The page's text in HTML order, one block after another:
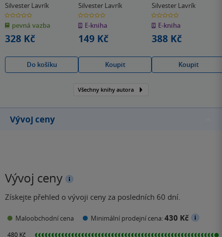
Silvester Lavrík
0.0
z
5
hvězdiček
pevná vazba
328 Kč
Do košíku
Silvester Lavrík
0.0
z
5
hvězdiček
E-kniha
149 Kč
Koupit
Silvester Lavrík
0.0
z
5
hvězdiček
E-kniha
388 Kč
Koupit
Všechny knihy autora
Vývoj ceny
Vývoj ceny
Získejte přehled o vývoji ceny za posledních 60 dní.
Maloobchodní cena Minimální prodejní cena:430 Kč